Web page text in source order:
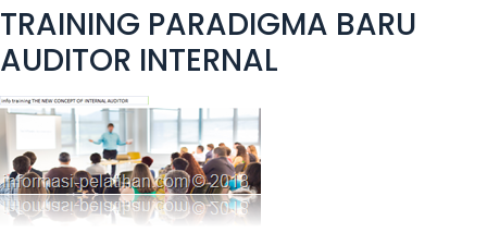
TRAINING PARADIGMA BARU
AUDITOR INTERNAL